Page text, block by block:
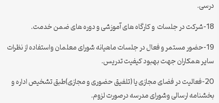
درسی.
18-شرکت در جلسات و کارگاه های آموزشی و دوره های ضمن خدمت.
19-حضور مستمر و فعال در جلسات ماهیانه شورای معلمان واستفاده از نظرات
سایر همکاران جهت بهبود کیفیت تدریس.
20-فعالیت در فضای مجازی یا (تلفیق حضوری و مجازی)طبق تشخیص اداره و
بخشنامه ارسالی وشورای مدرسه درصورت لزوم.